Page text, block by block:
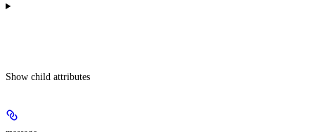
Show child attributes